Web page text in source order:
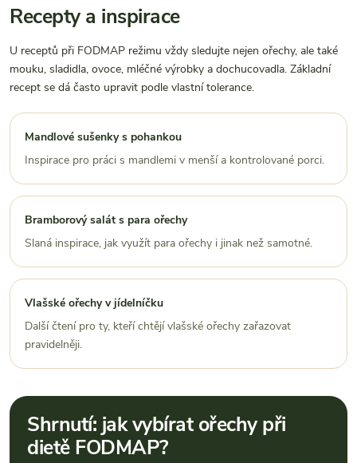
Recepty a inspirace
U receptů při FODMAP režimu vždy sledujte nejen ořechy, ale také
mouku, sladidla, ovoce, mléčné výrobky a dochucovadla. Základní
recept se dá často upravit podle vlastní tolerance.
Mandlové sušenky s pohankou
Inspirace pro práci s mandlemi v menší a kontrolované porci.
Bramborový salát s para ořechy
Slaná inspirace, jak využít para ořechy i jinak než samotné.
Vlašské ořechy v jídelníčku
Další čtení pro ty, kteří chtějí vlašské ořechy zařazovat
pravidelněji.
Shrnutí: jak vybírat ořechy při
dietě FODMAP?